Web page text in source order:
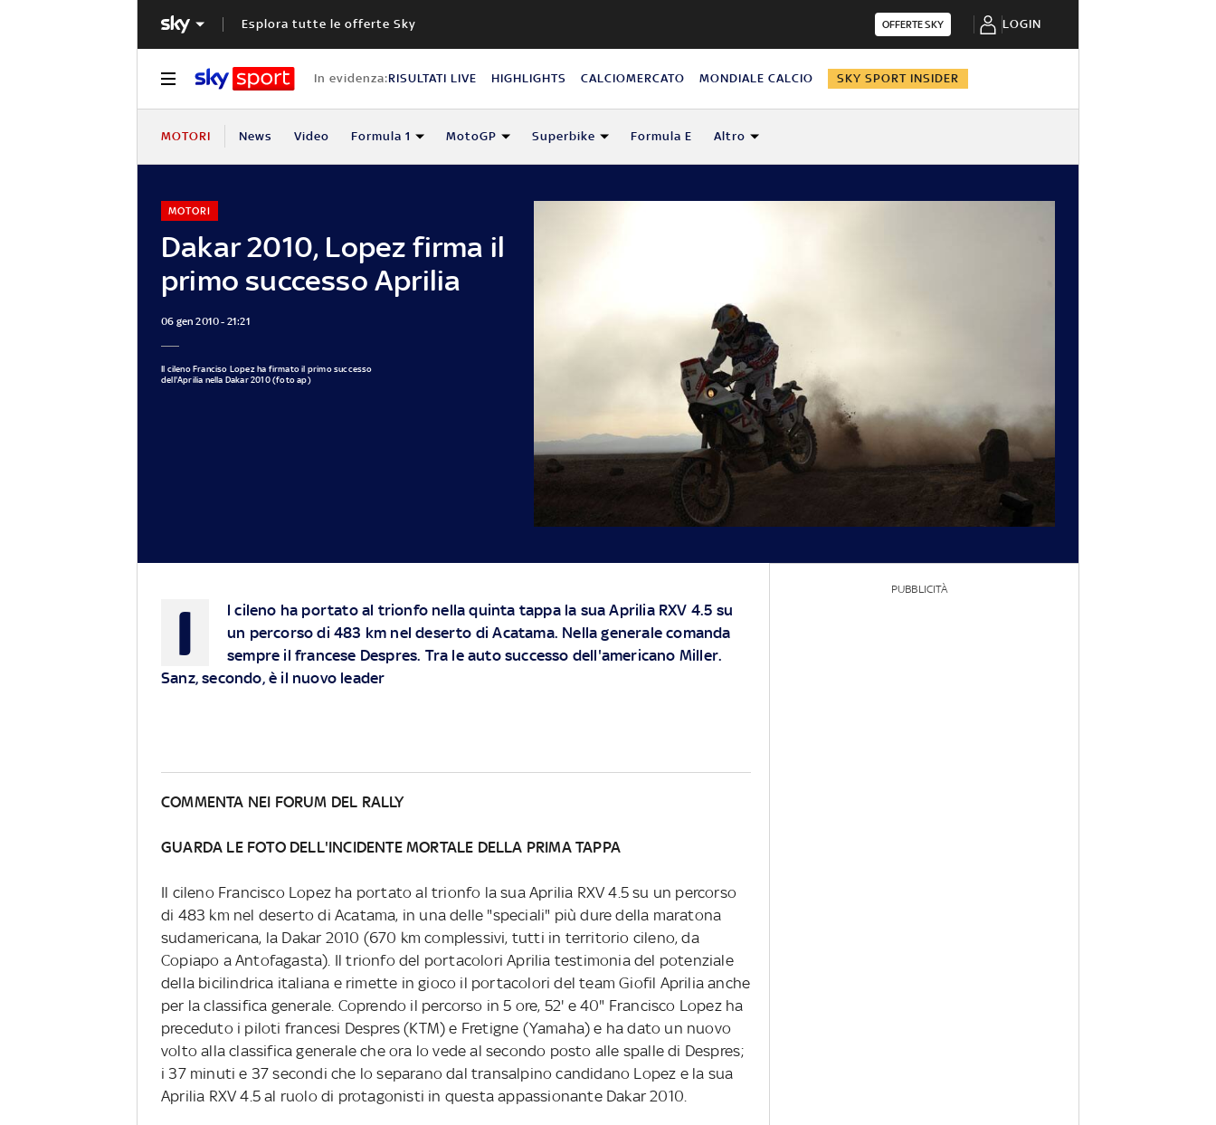
Esplora tutte le offerte Sky OFFERTE SKY LOGIN
In evidenza:RISULTATI LIVE HIGHLIGHTS CALCIOMERCATO MONDIALE CALCIO SKY SPORT INSIDER
MOTORI News Video Formula 1 MotoGP Superbike Formula E Altro
Dakar 2010, Lopez firma il
primo successo Aprilia
MOTORI
06 gen 2010 - 21:21
Il cileno Franciso Lopez ha firmato il primo successo
dell'Aprilia nella Dakar 2010 (foto ap)
I
l cileno ha portato al trionfo nella quinta tappa la sua Aprilia RXV 4.5 su
un percorso di 483 km nel deserto di Acatama. Nella generale comanda
sempre il francese Despres. Tra le auto successo dell'americano Miller.
Sanz, secondo, è il nuovo leader
COMMENTA NEI FORUM DEL RALLY
GUARDA LE FOTO DELL'INCIDENTE MORTALE DELLA PRIMA TAPPA
Il cileno Francisco Lopez ha portato al trionfo la sua Aprilia RXV 4.5 su un percorso
di 483 km nel deserto di Acatama, in una delle "speciali" più dure della maratona
sudamericana, la Dakar 2010 (670 km complessivi, tutti in territorio cileno, da
Copiapo a Antofagasta). Il trionfo del portacolori Aprilia testimonia del potenziale
della bicilindrica italiana e rimette in gioco il portacolori del team Giofil Aprilia anche
per la classifica generale. Coprendo il percorso in 5 ore, 52' e 40" Francisco Lopez ha
preceduto i piloti francesi Despres (KTM) e Fretigne (Yamaha) e ha dato un nuovo
volto alla classifica generale che ora lo vede al secondo posto alle spalle di Despres;
i 37 minuti e 37 secondi che lo separano dal transalpino candidano Lopez e la sua
Aprilia RXV 4.5 al ruolo di protagonisti in questa appassionante Dakar 2010.
PUBBLICITÀ